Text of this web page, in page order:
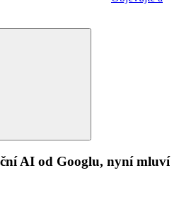
AI od Googlu, nyní mluví